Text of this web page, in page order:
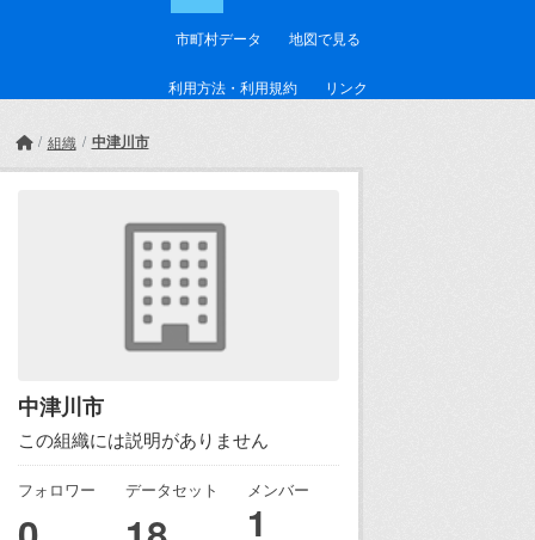
市町村データ 地図で見る
利用方法・利用規約 リンク
組織 中津川市
中津川市
この組織には説明がありません
フォロワー データセット メンバー
1